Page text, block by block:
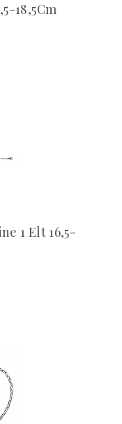
18,5Cm
1 Elt 16,5-